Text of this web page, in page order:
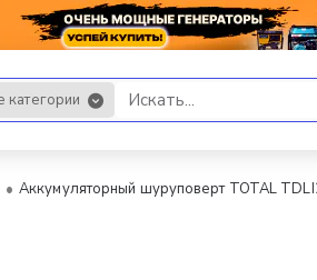
категории
Аккумуляторный шуруповерт TOTAL